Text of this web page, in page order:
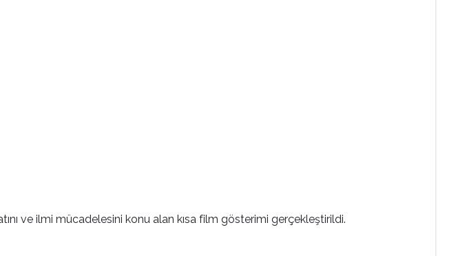
ve ilmi mücadelesini konu alan kısa film gösterimi gerçekleştirildi.